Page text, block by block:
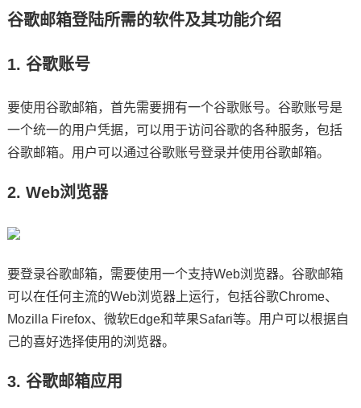
谷歌邮箱登陆所需的软件及其功能介绍
1. 谷歌账号
要使用谷歌邮箱，首先需要拥有一个谷歌账号。谷歌账号是
一个统一的用户凭据，可以用于访问谷歌的各种服务，包括
谷歌邮箱。用户可以通过谷歌账号登录并使用谷歌邮箱。
2. Web浏览器
要登录谷歌邮箱，需要使用一个支持Web浏览器。谷歌邮箱
可以在任何主流的Web浏览器上运行，包括谷歌Chrome、
Mozilla Firefox、微软Edge和苹果Safari等。用户可以根据自
己的喜好选择使用的浏览器。
3. 谷歌邮箱应用